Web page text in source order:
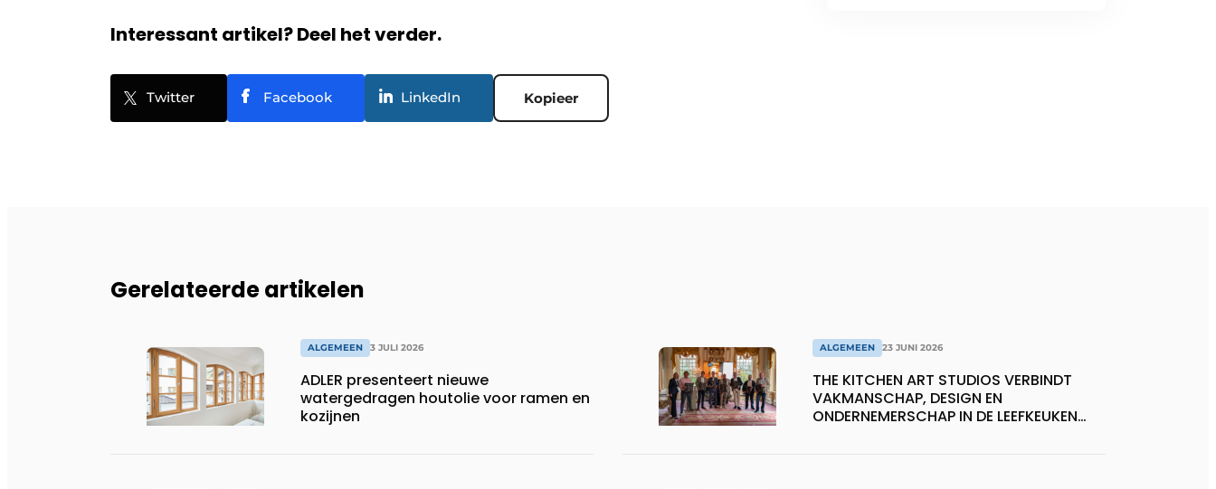
Interessant artikel? Deel het verder.
Twitter Facebook LinkedIn Kopieer
Gerelateerde artikelen
ALGEMEEN 3 JULI 2026
ADLER presenteert nieuwe
watergedragen houtolie voor ramen en
kozijnen
ALGEMEEN 23 JUNI 2026
THE KITCHEN ART STUDIOS VERBINDT
VAKMANSCHAP, DESIGN EN
ONDERNEMERSCHAP IN DE LEEFKEUKEN